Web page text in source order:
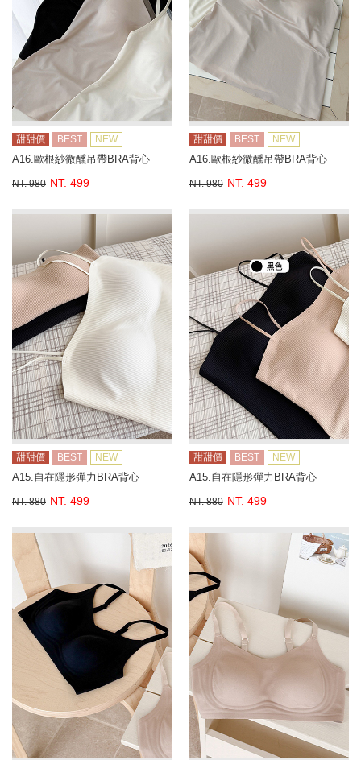
甜甜價 BEST NEW
A16.歐根紗微醺吊帶BRA背心
NT. 980 NT. 499
甜甜價 BEST NEW
A16.歐根紗微醺吊帶BRA背心
NT. 980 NT. 499
甜甜價 BEST NEW
A15.自在隱形彈力BRA背心
NT. 880 NT. 499
甜甜價 BEST NEW
A15.自在隱形彈力BRA背心
NT. 880 NT. 499